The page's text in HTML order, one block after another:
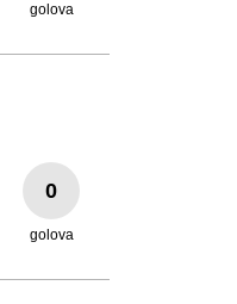
golova
0
golova